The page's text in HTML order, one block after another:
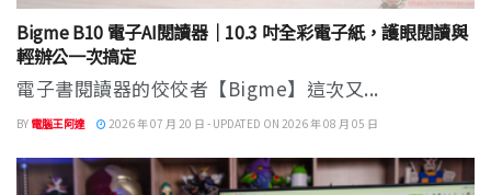
Bigme B10 電子AI閱讀器｜10.3 吋全彩電子紙，護眼閱讀與
輕辦公一次搞定
電子書閱讀器的佼佼者【Bigme】這次又...
BY 電腦王阿達 2026 年 07 月 20 日 - UPDATED ON 2026 年 08 月 05 日